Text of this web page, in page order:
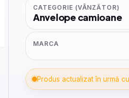
CATEGORIE (VÂNZĂTOR)
Anvelope camioane
MARCA
Produs actualizat în urmă cu